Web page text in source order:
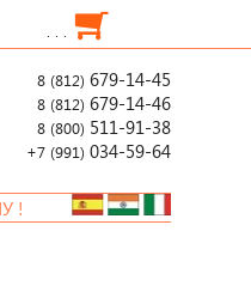
. . .
8 (812) 679-14-45
8 (812) 679-14-46
8 (800) 511-91-38
+7 (991) 034-59-64